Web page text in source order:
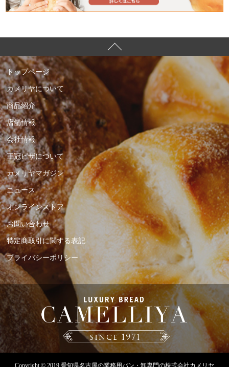
トップページ
カメリヤについて
商品紹介
店舗情報
会社情報
王冠ピザについて
カメリヤマガジン
ニュース
オンラインストア
お問い合わせ
特定商取引に関する表記
プライバシーポリシー
Copyright © 2019 愛知県名古屋の業務用パン・卸専門の株式会社カメリヤ